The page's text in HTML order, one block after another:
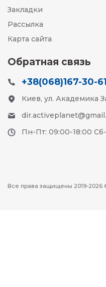
Закладки
Рассылка
Карта сайта
Обратная связь
+38(068)167-30-61
Киев, ул. Академика
Пн-Пт: 09:00-18:00
Все права защищены 2019-2026